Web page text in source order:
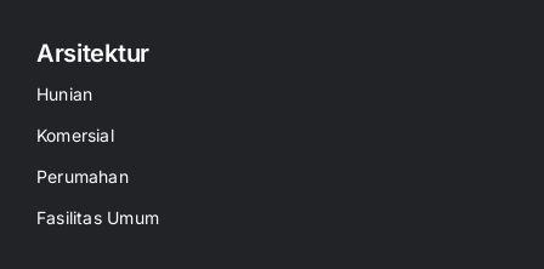
Arsitektur
Hunian
Komersial
Perumahan
Fasilitas Umum